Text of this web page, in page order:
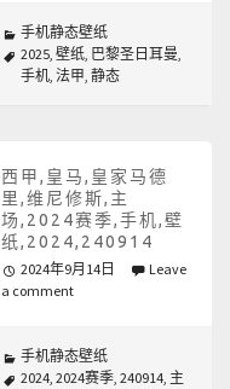
手机静态壁纸
2025, 壁纸, 巴黎圣日耳曼,
手机, 法甲, 静态
西甲,皇马,皇家马德
里,维尼修斯,主
场,2024赛季,手机,壁
纸,2024,240914
2024年9月14日
Leave
a comment
手机静态壁纸
2024, 2024赛季, 240914, 主